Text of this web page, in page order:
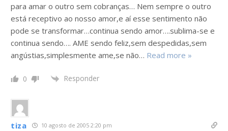
para amar o outro sem cobranças… Nem sempre o outro
está receptivo ao nosso amor,e aí esse sentimento não
pode se transformar…continua sendo amor….sublima-se e
continua sendo…. AME sendo feliz,sem despedidas,sem
angústias,simplesmente ame,se não… Read more »
0 Responder
tiza 10 agosto de 2005 2:20 pm